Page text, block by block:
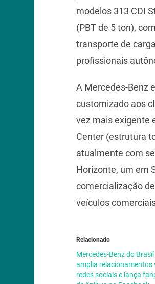
modelos 313 CDI
(PBT de 5 ton),
transporte de
profissionais
A Mercedes-Benz
customizado aos
vez mais exigente
Center (estrutura
atualmente com
Horizonte, um em
comercialização
veículos
Relacionado
Mercedes-Benz do Brasil
amplia relacionamentos
redes sociais e lança